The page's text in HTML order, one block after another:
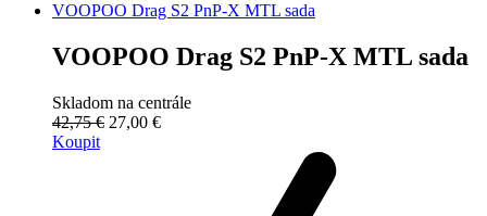
VOOPOO Drag S2 PnP-X MTL sada
VOOPOO Drag S2 PnP-X MTL sada
Skladom na centrále
42,75 € 27,00 €
Koupit